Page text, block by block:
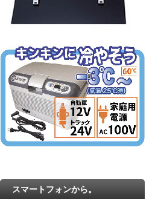
スマートフォンから。